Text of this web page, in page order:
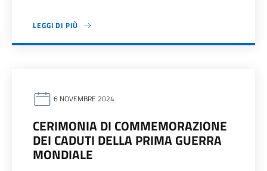
LEGGI DI PIÙ
6 NOVEMBRE 2024
CERIMONIA DI COMMEMORAZIONE
DEI CADUTI DELLA PRIMA GUERRA
MONDIALE